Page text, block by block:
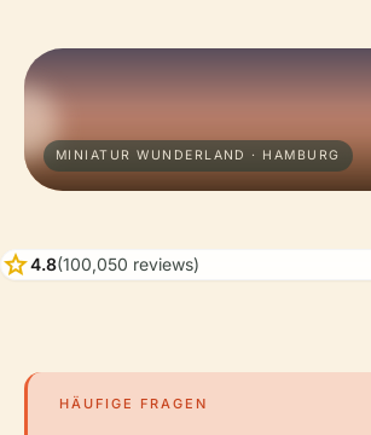
MINIATUR WUNDERLAND · HAMBURG
star4.8(100,050 reviews)
HÄUFIGE FRAGEN